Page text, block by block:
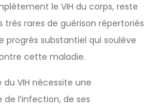
le VIH du corps, reste
très rares de guérison répertoriés
progrès substantiel qui soulève
cette maladie.
VIH nécessite une
l’infection, de ses